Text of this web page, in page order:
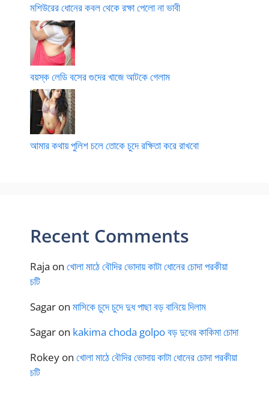
মশিউরের ধোনের কবল থেকে রক্ষা পেলো না ভাবী
বয়স্ক লেডি বসের গুদের খাজে আটকে গেলাম
আমার কথায় পুলিশ চলে তোকে চুদে রক্ষিতা করে রাখবো
Recent Comments
Raja on খোলা মাঠে বৌদির ভোদায় কাটা ধোনের চোদা পরকীয়া
চটি
Sagar on মাসিকে চুদে চুদে দুধ পাছা বড় বানিয়ে দিলাম
Sagar on kakima choda golpo বড় দুধের কাকিমা চোদা
Rokey on খোলা মাঠে বৌদির ভোদায় কাটা ধোনের চোদা পরকীয়া
চটি